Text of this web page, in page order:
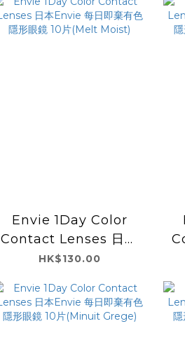
Gray)
Envie 1Day Color
Contact Lenses 日本
Envie 每日即棄有色隱
Moist)
HK$130.00